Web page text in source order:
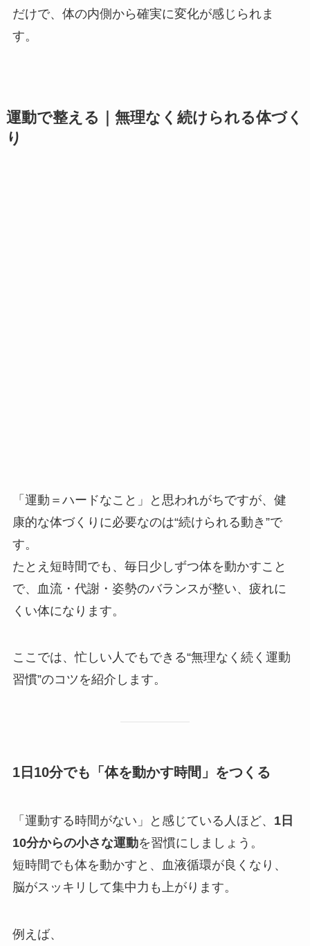
だけで、体の内側から確実に変化が感じられま
す。
運動で整える｜無理なく続けられる体づく
り
「運動＝ハードなこと」と思われがちですが、健
康的な体づくりに必要なのは“続けられる動き”で
す。
たとえ短時間でも、毎日少しずつ体を動かすこと
で、血流・代謝・姿勢のバランスが整い、疲れに
くい体になります。
ここでは、忙しい人でもできる“無理なく続く運動
習慣”のコツを紹介します。
1日10分でも「体を動かす時間」をつくる
「運動する時間がない」と感じている人ほど、 1日
10分からの小さな運動を習慣にしましょう。
短時間でも体を動かすと、血液循環が良くなり、
脳がスッキリして集中力も上がります。
例えば、